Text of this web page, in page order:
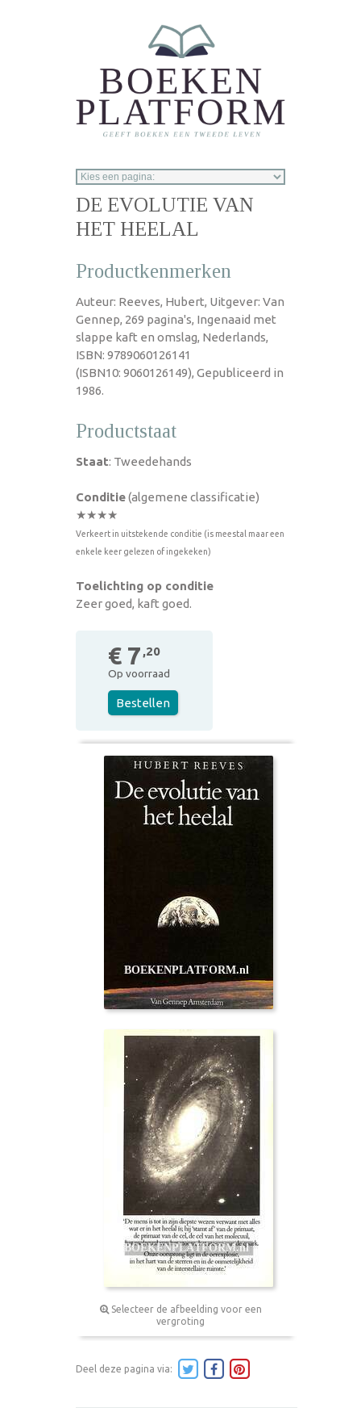
DE EVOLUTIE VAN
HET HEELAL
Productkenmerken
Auteur: Reeves, Hubert, Uitgever: Van
Gennep, 269 pagina's, Ingenaaid met
slappe kaft en omslag, Nederlands,
ISBN: 9789060126141
(ISBN10: 9060126149), Gepubliceerd in
1986.
Productstaat
Staat: Tweedehands
Conditie(algemene classificatie)
★★★★
Verkeert in uitstekende conditie (is meestal maar een
enkele keer gelezen of ingekeken)
Toelichting op conditie
Zeer goed, kaft goed.
€ 7 ,20
Op voorraad
Bestellen
Selecteer de afbeelding voor een
vergroting
Deel deze pagina via: